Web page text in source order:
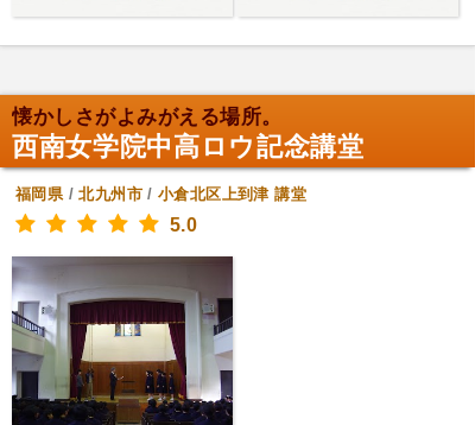
懐かしさがよみがえる場所。
西南女学院中高ロウ記念講堂
福岡県/北九州市/小倉北区上到津 講堂
5.0